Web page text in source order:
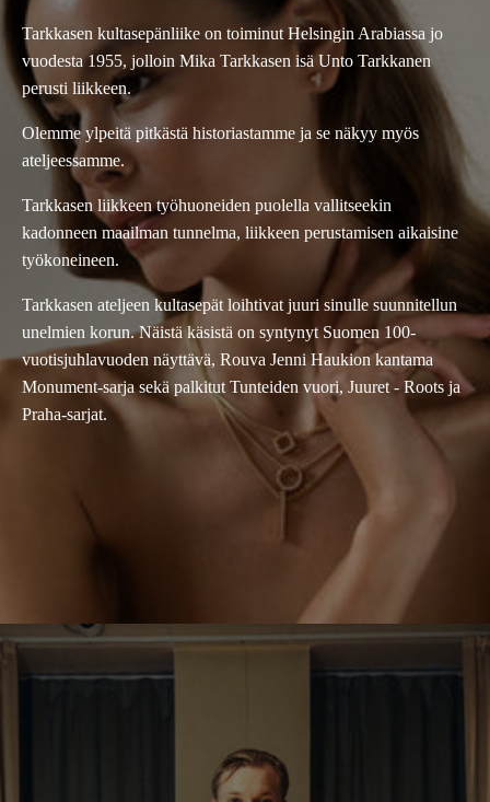
Tarkkasen kultasepänliike on toiminut Helsingin Arabiassa jo
vuodesta 1955, jolloin Mika Tarkkasen isä Unto Tarkkanen
perusti liikkeen.
Olemme ylpeitä pitkästä historiastamme ja se näkyy myös
ateljeessamme.
Tarkkasen liikkeen työhuoneiden puolella vallitseekin
kadonneen maailman tunnelma, liikkeen perustamisen aikaisine
työkoneineen.
Tarkkasen ateljeen kultasepät loihtivat juuri sinulle suunnitellun
unelmien korun. Näistä käsistä on syntynyt Suomen 100-
vuotisjuhlavuoden näyttävä, Rouva Jenni Haukion kantama
Monument-sarja sekä palkitut Tunteiden vuori, Juuret - Roots ja
Praha-sarjat.